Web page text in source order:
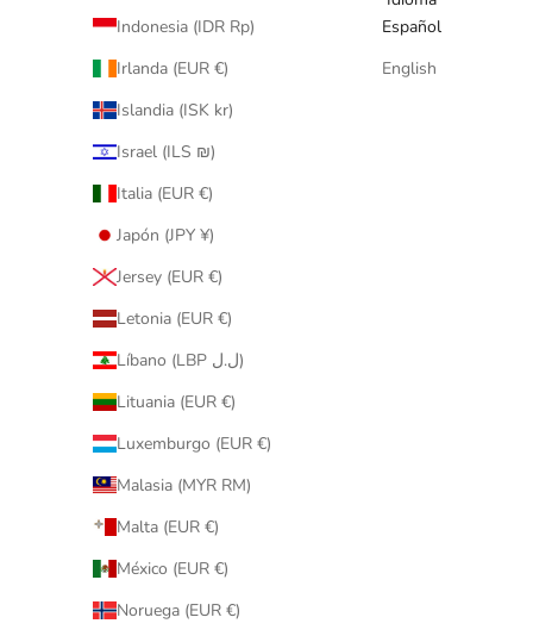
Indonesia (IDR Rp)
Irlanda (EUR €)
Islandia (ISK kr)
Israel (ILS ₪)
Italia (EUR €)
Japón (JPY ¥)
Jersey (EUR €)
Letonia (EUR €)
Líbano (LBP ل.ل)
Lituania (EUR €)
Luxemburgo (EUR €)
Malasia (MYR RM)
Malta (EUR €)
México (EUR €)
Noruega (EUR €)
Español
English